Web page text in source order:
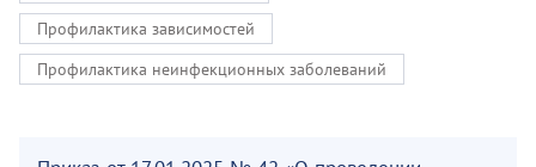
Профилактика зависимостей
Профилактика неинфекционных заболеваний